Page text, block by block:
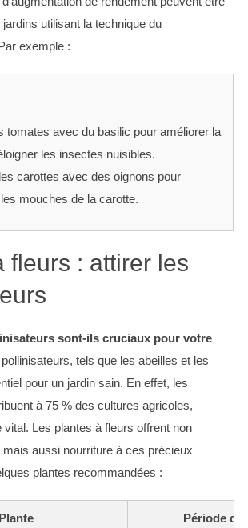
utilisant la technique du
exemple :
tomates avec du basilic pour améliorer la
les insectes nuisibles.
carottes avec des oignons pour
mouches de la carotte.
fleurs : attirer les
sont-ils cruciaux pour votre
tels que les abeilles et les
pour un jardin sain. En effet, les
à 75 % des cultures agricoles,
vital. Les plantes à fleurs offrent non
aussi nourriture à ces précieux
plantes recommandées :
Plante Période